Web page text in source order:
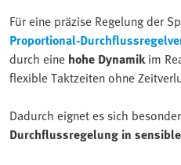
Für eine präzise Regelung der
Proportional-
durch eine hohe Dynamikim
flexible Taktzeiten ohne
Dadurch eignet es sich
Durchflussregelung in